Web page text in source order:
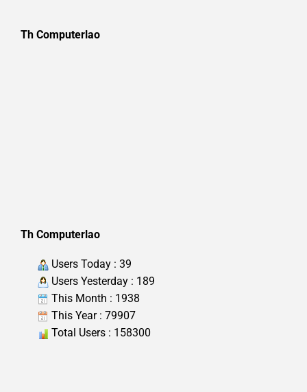
Th Computerlao
Th Computerlao
Users Today : 39
Users Yesterday : 189
This Month : 1938
This Year : 79907
Total Users : 158300